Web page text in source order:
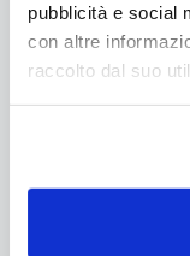
pubblicità e social
con altre
raccolto dal suo
Tipologia di
Fuori terra